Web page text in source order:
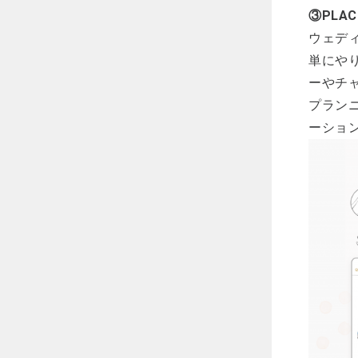
ウェデ
単にや
ーやチ
プラン
ーショ